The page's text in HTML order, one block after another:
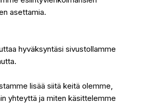
asettamia.
hyväksyntäsi sivustollamme
lisää siitä keitä olemme,
yhteyttä ja miten käsittelemme